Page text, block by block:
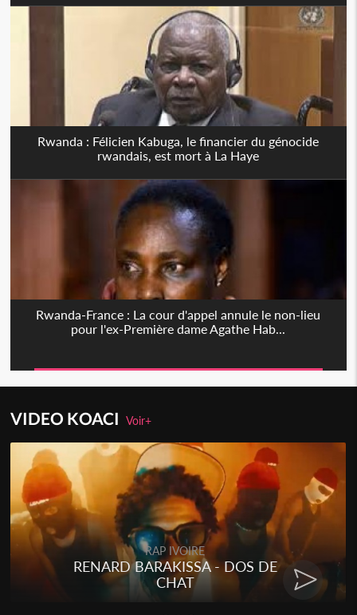
Rwanda : Félicien Kabuga, le financier du génocide
rwandais, est mort à La Haye
Rwanda-France : La cour d'appel annule le non-lieu
pour l'ex-Première dame Agathe Hab...
VIDEO KOACIVoir+
Togo
Talakaka - ÉTÉRÉRÉ